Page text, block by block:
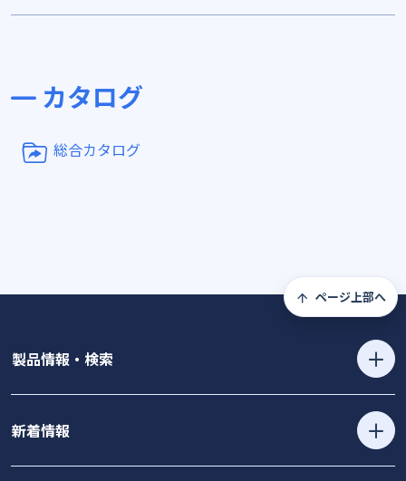
カタログ
総合カタログ
ページ上部へ
製品情報・検索
新着情報